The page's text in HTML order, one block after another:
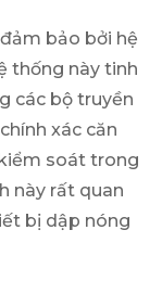
bảo bởi hệ
thống này tinh
các bộ truyền
xác căn
soát trong
này rất quan
bị dập nóng